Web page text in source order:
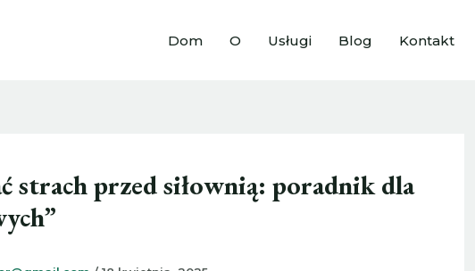
Dom O Usługi Blog Kontakt
strach przed siłownią: poradnik dla